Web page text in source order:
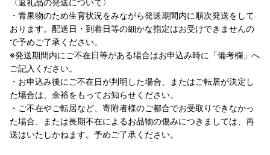
〈返礼品の発送について〉
・青果物のため生育状況をみながら発送期間内に順次発送をして
おります。配送日・到着日等の細かな指定はお受けできませんの
で予めご了承ください。
※発送期間内にご不在日等がある場合はお申込み時に「備考欄」へ
ご記入ください。
・お申込み後にご不在日が判明した場合、またはご転居が決定し
た場合は、余裕をもってお知らせください。
・ご不在やご転居など、寄附者様のご都合でお受取りできなかっ
た場合、または長期不在によるお品物の傷みにつきましては、再
送はいたしかねます。予めご了承ください。